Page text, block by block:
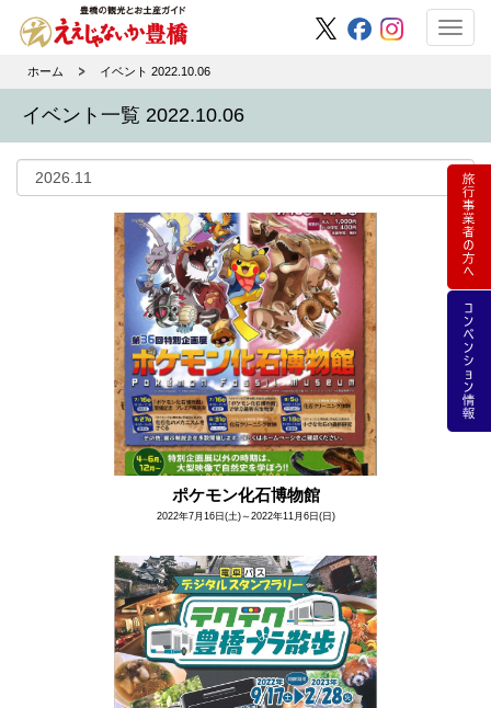
ホーム イベント 2022.10.06
イベント一覧 2022.10.06
ポケモン化石博物館
2022年7月16日(土)～2022年11月6日(日)